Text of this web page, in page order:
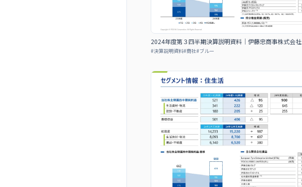
2024年度第３四半期決算説明資料｜伊藤忠商事株式会社
#決算説明資料#商社#ブルー